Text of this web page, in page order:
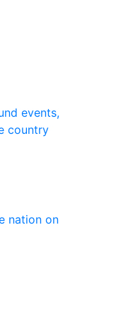
events,
country
nation on